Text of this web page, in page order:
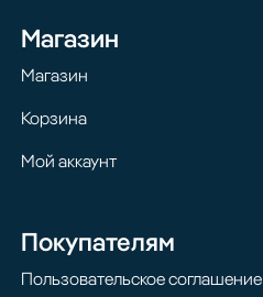
Магазин
Магазин
Корзина
Мой аккаунт
Покупателям
Пользовательское соглашение